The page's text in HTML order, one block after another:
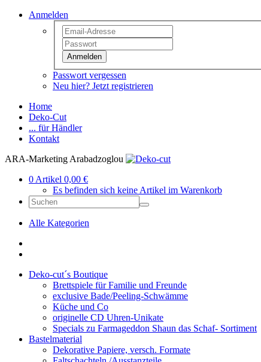
Anmelden
Anmelden
Passwort vergessen
Neu hier? Jetzt registrieren
Home
Deko-Cut
... für Händler
Kontakt
ARA-Marketing Arabadzoglou
0 Artikel 0,00 €
Es befinden sich keine Artikel im Warenkorb
Alle Kategorien
Deko-cut´s Boutique
Brettspiele für Familie und Freunde
exclusive Bade/Peeling-Schwämme
Küche und Co
originelle CD Uhren-Unikate
Specials zu Farmageddon Shaun das Schaf- Sortiment
Bastelmaterial
Dekorative Papiere, versch. Formate